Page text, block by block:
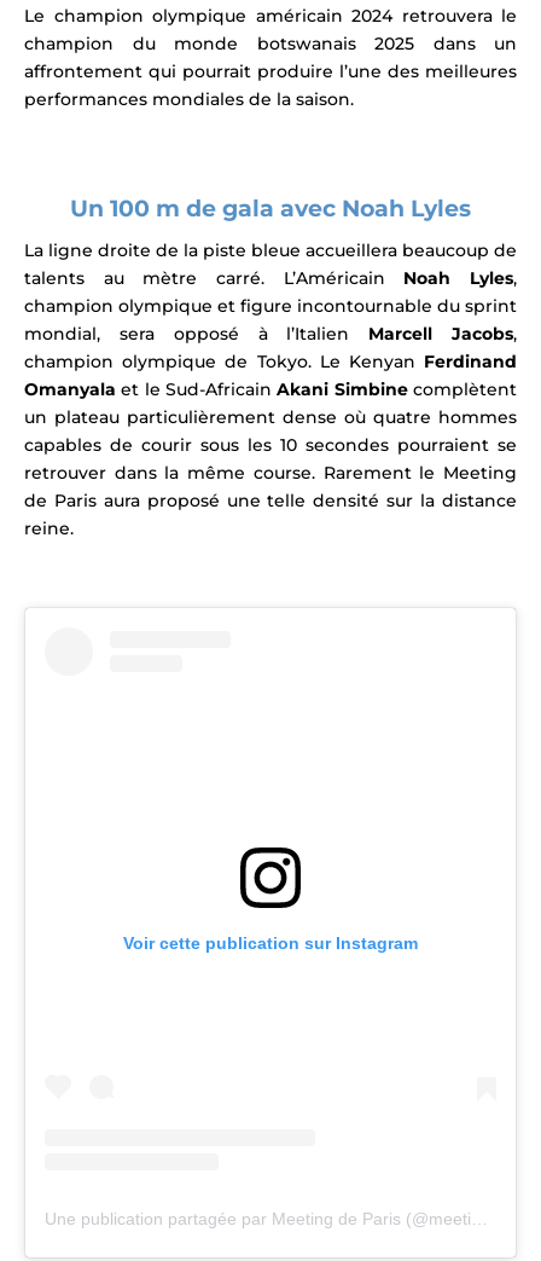
Le champion olympique américain 2024 retrouvera le
champion du monde botswanais 2025 dans un
affrontement qui pourrait produire l’une des meilleures
performances mondiales de la saison.
Un 100 m de gala avec Noah Lyles
La ligne droite de la piste bleue accueillera beaucoup de
talents au mètre carré. L’Américain Noah Lyles,
champion olympique et figure incontournable du sprint
mondial, sera opposé à l’Italien Marcell Jacobs,
champion olympique de Tokyo. Le Kenyan Ferdinand
Omanyala et le Sud-AfricainAkani Simbinecomplètent
un plateau particulièrement dense où quatre hommes
capables de courir sous les 10 secondes pourraient se
retrouver dans la même course. Rarement le Meeting
de Paris aura proposé une telle densité sur la distance
reine.
Voir cette publication sur Instagram